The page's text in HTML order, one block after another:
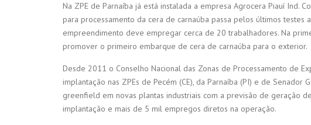
Na ZPE de Parnaíba já está instalada a empresa Agrocera Piauí Ind.
para processamento da cera de carnaúba passa pelos últimos
empreendimento deve empregar cerca de 20 trabalhadores. Na
promover o primeiro embarque de cera de carnaúba para o exterior.
Desde 2011 o Conselho Nacional das Zonas de Processamento de
implantação nas ZPEs de Pecém (CE), da Parnaíba (PI) e de
greenfield em novas plantas industriais com a previsão de geração
implantação e mais de 5 mil empregos diretos na operação.